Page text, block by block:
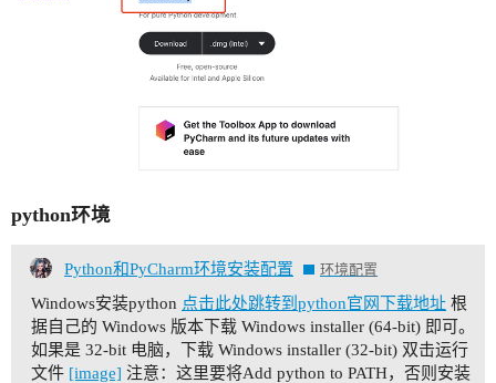
python环境
Python和PyCharm环境安装配置 环境配置
Windows安装python 点击此处跳转到python官网下载地址 根
据自己的 Windows 版本下载 Windows installer (64-bit) 即可。
如果是 32-bit 电脑，下载 Windows installer (32-bit) 双击运行
文件 [image] 注意：这里要将Add python to PATH，否则安装